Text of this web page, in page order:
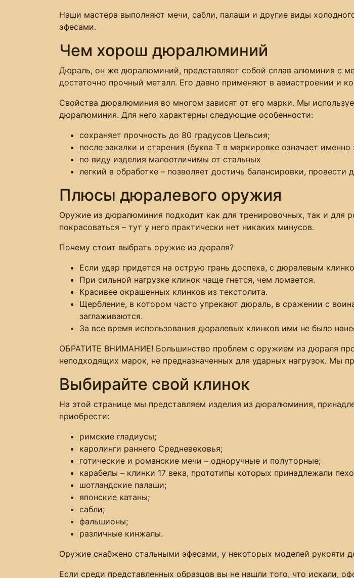
Наши мастера выполняют мечи, сабли, палаши и другие виды
эфесами.
Чем хорош дюралюминий
Дюраль, он же дюралюминий, представляет собой сплав алюминия с
достаточно прочный металл. Его давно применяют в авиастроении и
Свойства дюралюминия во многом зависят от его марки. Мы
дюралюминия. Для него характерны следующие особенности:
сохраняет прочность до 80 градусов Цельсия;
после закалки и старения (буква Т в маркировке означает
по виду изделия малоотличимы от стальных
легкий в обработке – позволяет достичь балансировки, провести
Плюсы дюралевого оружия
Оружие из дюралюминия подходит как для тренировочных, так и для
покрасоваться – тут у него практически нет никаких минусов.
Почему стоит выбрать оружие из дюраля?
Если удар придется на острую грань доспеха, с дюралевым
При сильной нагрузке клинок чаще гнется, чем ломается.
Красивее окрашенных клинков из текстолита.
Щербление, в котором часто упрекают дюраль, в сражении с
заглаживаются.
За все время использования дюралевых клинков ими не было
ОБРАТИТЕ ВНИМАНИЕ! Большинство проблем с оружием из дюраля
неподходящих марок, не предназначенных для ударных нагрузок. Мы
Выбирайте свой клинок
На этой странице мы представляем изделия из дюралюминия,
приобрести:
римские гладиусы;
каролинги раннего Средневековья;
готические и романские мечи – одноручные и полуторные;
карабелы – клинки 17 века, прототипы которых принадлежали
шотландские палаши;
японские катаны;
сабли;
фальшионы;
различные кинжалы.
Оружие снабжено стальными эфесами, у некоторых моделей рукояти
Если среди представленных образцов вы не нашли того, что искали,